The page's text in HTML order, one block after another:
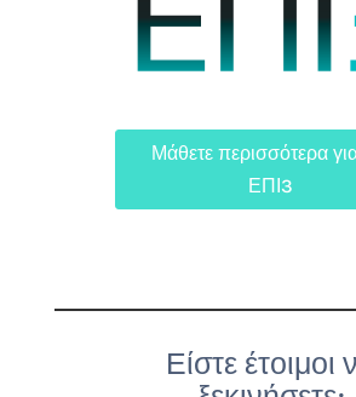
Μάθετε περισσότερα
ΕΠΙ3
Είστε έτοιμοι